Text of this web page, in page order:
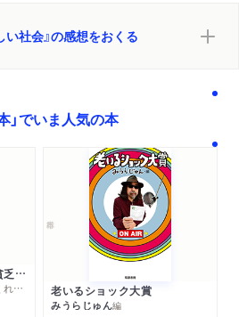
い社会』の感想をおくる
」でいま人気の本
改訂版 金持ち父さん 貧乏父さん
─アメリカの金持ちが教えてくれるお金の哲学 老いるショック大賞
みうらじゅん編